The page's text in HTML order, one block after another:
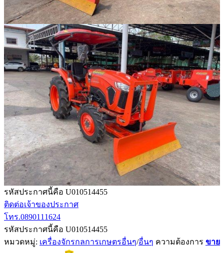
รหัสประกาศนี้คือ U010514455
ติดต่อเจ้าของประกาศ
โทร.0890111624
รหัสประกาศนี้คือ U010514455
หมวดหมู่: เครื่องจักรกลการเกษตรอื่นๆ/อื่นๆ ความต้องการ ขาย